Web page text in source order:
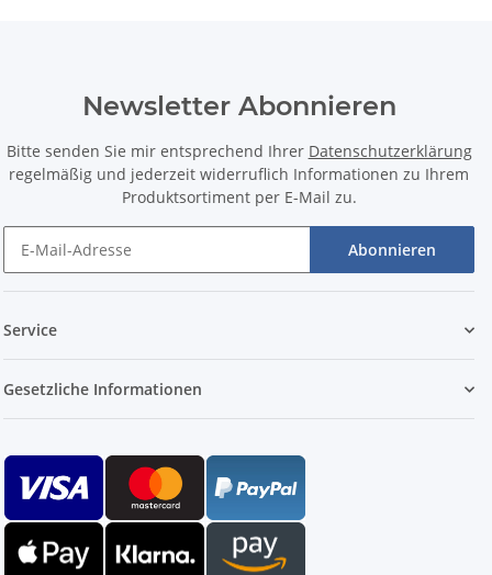
Newsletter Abonnieren
Bitte senden Sie mir entsprechend Ihrer Datenschutzerklärung
regelmäßig und jederzeit widerruflich Informationen zu Ihrem
Produktsortiment per E-Mail zu.
Abonnieren
Service
Gesetzliche Informationen